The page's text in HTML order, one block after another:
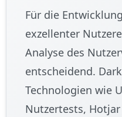
Für die
exzellenter
Analyse des
entscheidend.
Technologien wie
Nutzertests,